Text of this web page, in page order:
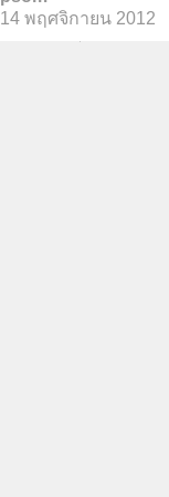
14 พฤศจิกายน 2012